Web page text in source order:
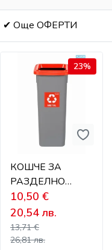
✔ Още ОФЕРТИ
23%
КОШЧЕ ЗА
РАЗДЕЛНО
СЪБИРАНЕ НА
ОТПАДЪЦИ – 20
Л
10,50 €
20,54 лв.
13,71€
26,81лв.